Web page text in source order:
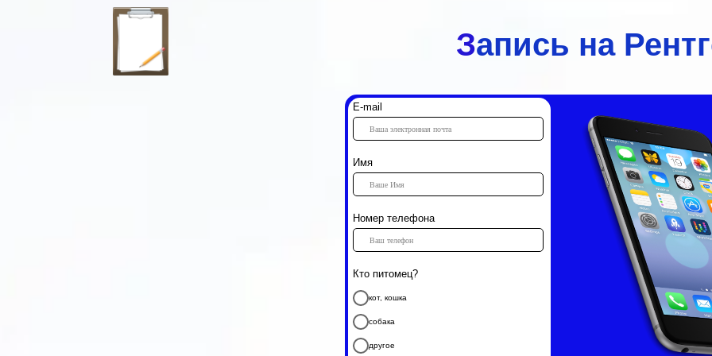
Запись на
E-mail
Имя
Номер телефона
Кто питомец?
кот, кошка
собака
другое